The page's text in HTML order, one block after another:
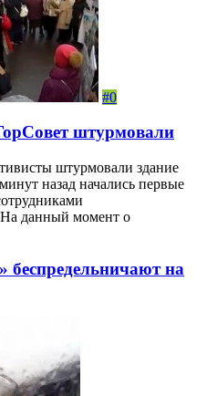
#0
штурмовали
штурмовали здание
назад начались первые
На данный момент о
на